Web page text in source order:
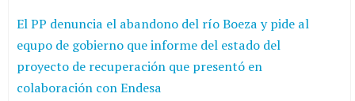
El PP denuncia el abandono del río Boeza y pide al
equpo de gobierno que informe del estado del
proyecto de recuperación que presentó en
colaboración con Endesa